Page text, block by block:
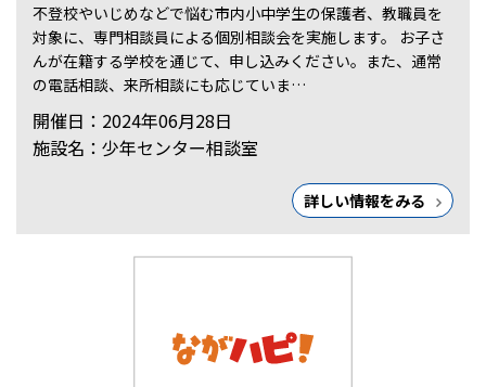
不登校やいじめなどで悩む市内小中学生の保護者、教職員を
対象に、専門相談員による個別相談会を実施します。 お子さ
んが在籍する学校を通じて、申し込みください。また、通常
の電話相談、来所相談にも応じていま…
開催日：2024年06月28日
施設名：少年センター相談室
詳しい情報をみる